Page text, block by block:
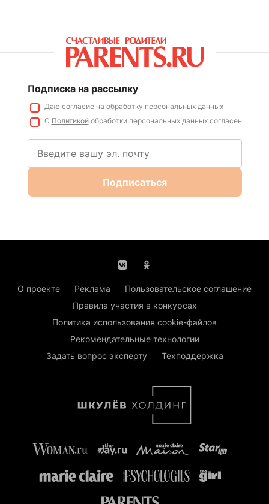
Подписка на рассылку
Даю согласиена обработку персональных данных
С Политикойобработки персональных данных согласен
Подписаться
О проекте Реклама
Пользовательское соглашение
Правила участия в конкурсах
Политика использования cookie-файлов
Рекомендательные технологии
Задать вопрос эксперту
Техподдержка